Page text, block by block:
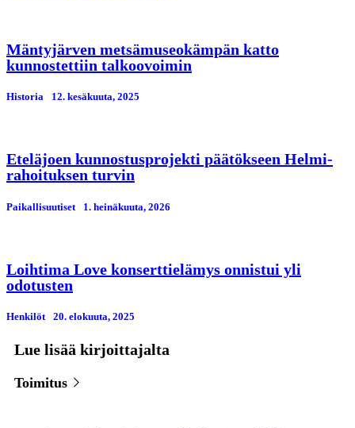
Mäntyjärven metsämuseokämpän katto
kunnostettiin talkoovoimin
Historia 12. kesäkuuta, 2025
Eteläjoen kunnostusprojekti päätökseen Helmi-
rahoituksen turvin
Paikallisuutiset 1. heinäkuuta, 2026
Loihtima Love konserttielämys onnistui yli
odotusten
Henkilöt 20. elokuuta, 2025
Lue lisää kirjoittajalta
Toimitus